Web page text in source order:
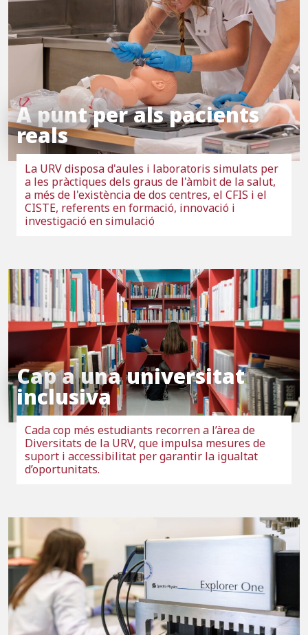
A punt per als pacients
reals
La URV disposa d'aules i laboratoris simulats per
a les pràctiques dels graus de l'àmbit de la salut,
a més de l'existència de dos centres, el CFIS i el
CISTE, referents en formació, innovació i
investigació en simulació
Cap a una universitat
inclusiva
Cada cop més estudiants recorren a l’àrea de
Diversitats de la URV, que impulsa mesures de
suport i accessibilitat per garantir la igualtat
d’oportunitats.